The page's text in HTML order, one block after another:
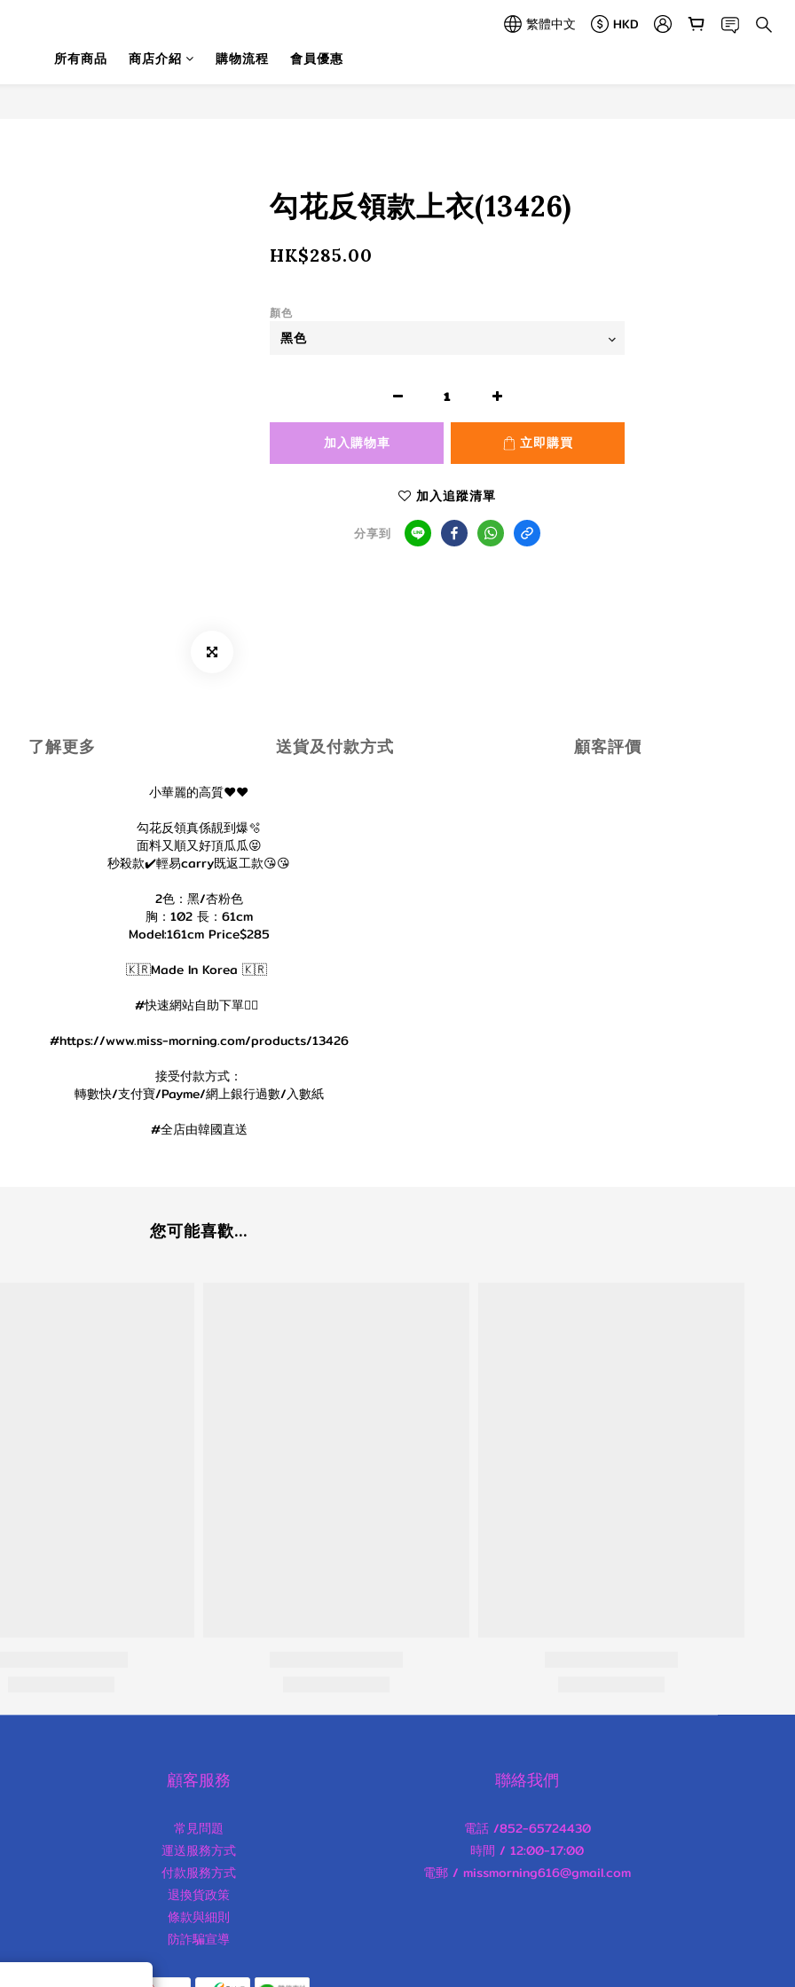
繁體中文
HKD
所有商品
商店介紹 購物流程 會員優惠
勾花反領款上衣(13426)
HK$285.00
顏色
加入購物車 立即購買
加入追蹤清單
分享到
了解更多 送貨及付款方式 顧客評價
小華麗的高質❤️❤️
勾花反領真係靚到爆🫧
面料又順又好頂瓜瓜😝
秒殺款✔️輕易carry既返工款😘😘
2色：黑/杏粉色
胸：102 長：61cm
Model:161cm Price$285
🇰🇷Made In Korea 🇰🇷
#快速網站自助下單👇🏻
#https://www.miss-morning.com/products/13426
接受付款方式：
轉數快/支付寶/Payme/網上銀行過數/入數紙
#全店由韓國直送
您可能喜歡...
顧客服務
常見問題
運送服務方式
付款服務方式
退換貨政策
條款與細則
防詐騙宣導
聯絡我們
電話 /852-65724430
時間 / 12:00-17:00
電郵 / missmorning616@gmail.com